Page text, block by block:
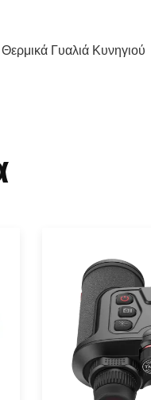
Θερμικά Γυαλιά Κυνηγιού